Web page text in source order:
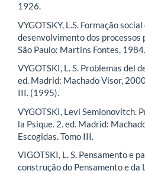
1926.
VYGOTSKY, L.S. Formação
desenvolvimento dos processos
São Paulo: Martins Fontes, 1984.
VYGOTSKI, L. S. Problemas del
ed. Madrid: Machado Visor,
III. (1995).
VYGOTSKI, Levi Semionovitch.
la Psique. 2. ed. Madrid:
Escogidas. Tomo III.
VIGOTSKI, L. S. Pensamento e
construção do Pensamento e da